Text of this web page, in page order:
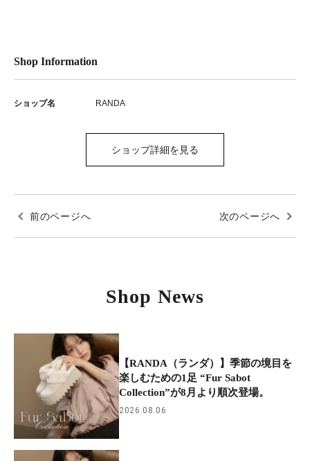
Shop Information
ショップ名 RANDA
ショップ詳細を見る
前のページへ 次のページへ
Shop News
【RANDA（ランダ）】季節の境目を
楽しむための1足 “Fur Sabot
Collection”が8月より順次登場。
2026.08.06